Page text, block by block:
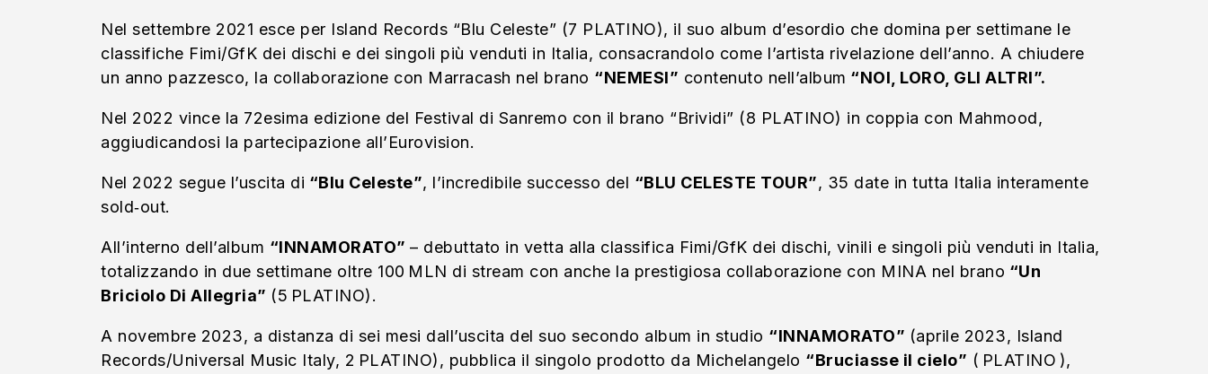
Nel settembre 2021 esce per Island Records “Blu Celeste” (7 PLATINO), il suo album d’esordio che domina per settimane le
classifiche Fimi/GfK dei dischi e dei singoli più venduti in Italia, consacrandolo come l’artista rivelazione dell’anno. A chiudere
un anno pazzesco, la collaborazione con Marracash nel brano “NEMESI” contenuto nell’album “NOI, LORO, GLI ALTRI”.
Nel 2022 vince la 72esima edizione del Festival di Sanremo con il brano “Brividi” (8 PLATINO) in coppia con Mahmood,
aggiudicandosi la partecipazione all’Eurovision.
Nel 2022 segue l’uscita di “Blu Celeste”, l’incredibile successo del “BLU CELESTE TOUR”, 35 date in tutta Italia interamente
sold‑out.
All’interno dell’album “INNAMORATO” – debuttato in vetta alla classifica Fimi/GfK dei dischi, vinili e singoli più venduti in Italia,
totalizzando in due settimane oltre 100 MLN di stream con anche la prestigiosa collaborazione con MINA nel brano “Un
Briciolo Di Allegria” (5 PLATINO).
A novembre 2023, a distanza di sei mesi dall’uscita del suo secondo album in studio “INNAMORATO” (aprile 2023, Island
Records/Universal Music Italy, 2 PLATINO), pubblica il singolo prodotto da Michelangelo “Bruciasse il cielo” ( PLATINO ),